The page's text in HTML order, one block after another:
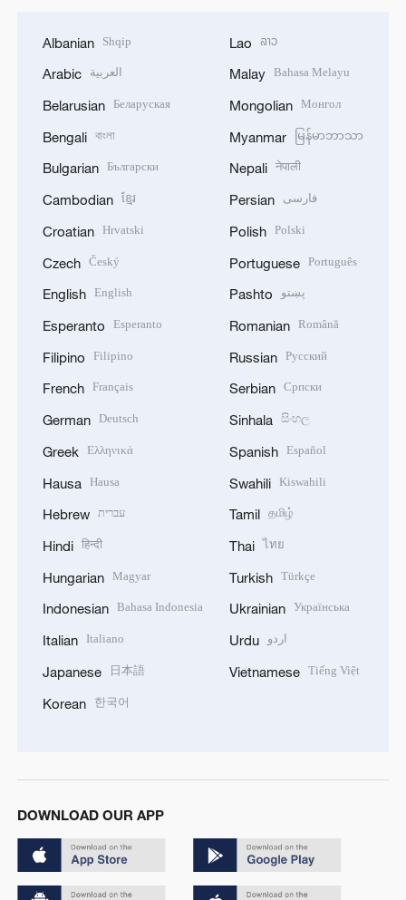
Albanian Shqip
Arabic العربية
Belarusian Беларуская
Bengali বাংলা
Bulgarian Български
Cambodian ខ្មែរ
Croatian Hrvatski
Czech Český
English English
Esperanto Esperanto
Filipino Filipino
French Français
German Deutsch
Greek Ελληνικά
Hausa Hausa
Hebrew עברית
Hindi हिन्दी
Hungarian Magyar
Indonesian Bahasa Indonesia
Italian Italiano
Japanese 日本語
Korean 한국어
Lao ລາວ
Malay Bahasa Melayu
Mongolian Монгол
Myanmar မြန်မာဘာသာ
Nepali नेपाली
Persian فارسی
Polish Polski
Portuguese Português
Pashto پښتو
Romanian Română
Russian Русский
Serbian Српски
Sinhala සිංහල
Spanish Español
Swahili Kiswahili
Tamil தமிழ்
Thai ไทย
Turkish Türkçe
Ukrainian Українська
Urdu اردو
Vietnamese Tiếng Việt
DOWNLOAD OUR APP